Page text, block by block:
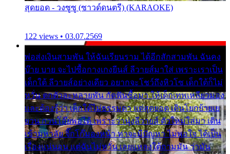
สุดยอด - วงซูซู (ซาวด์ดนตรี) (KARAOKE)
122 views • 03.07.2569
พ่อส่งเงินสามพัน ให้ฉันเรียนราม ได้อีกสักสามพัน ฉันคง
บ๊าย บาย จะไปซื้อกางเกงยีนส์ ลีวายส์มาใส่ เพราะเราเป็น
เด็กใต้ ลีวายส์อย่างเดียว อยากจะโชว์ถึงหิวโซ เด็กใต้ก็ไม่
หวั่น ตกตัวละหลายพัน กัดฟันซื้อมา ให้เด็กเทพเหลียวมอง
และต้องรู้ว่า เด็กใต้ไม่ธรรมดา แต่สุดยอด เดินโยกย้ายเย
ยวน กวนโอ๊ยพอได้ เพราะว่านุ่งลีวายส์ ตัวใหม่ใส่มา เดิน
เข้ามหาลัย จิ๊กโก๊มองหน้า ท่าจะมีปัญหา ไม่พอใจ ได้เป็น
เรื่องแน่นอน แต่ฉันไม่หวั่น เลยแหลงใต้ถามมัน ว่ามัน